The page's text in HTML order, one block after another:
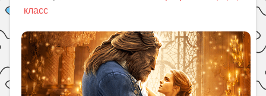
ГДЗ
Праздники
Психология
Летом!
класс